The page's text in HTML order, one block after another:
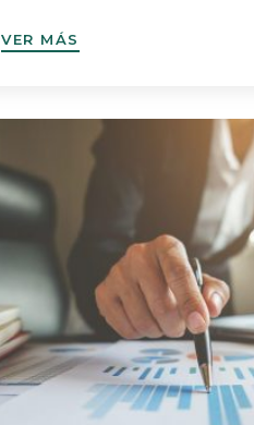
regular el régimen fiscal de
no lucrativas que estén
VER MÁS